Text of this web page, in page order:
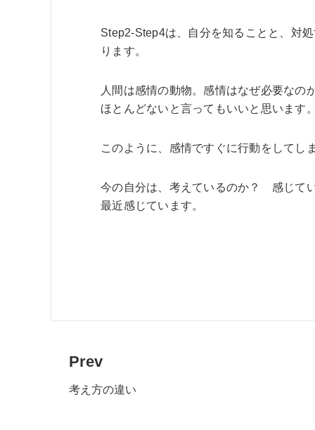
Step2-Step4は、自分を知ることと、対
ります。
人間は感情の動物。感情はなぜ必要な
ほとんどないと言ってもいいと思います
このように、感情ですぐに行動をしてし
今の自分は、考えているのか？ 感じて
最近感じています。
Prev
考え方の違い